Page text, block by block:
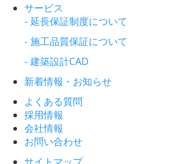
サービス
- 延長保証制度について
- 施工品質保証について
- 建築設計CAD
新着情報・お知らせ
よくある質問
採用情報
会社情報
お問い合わせ